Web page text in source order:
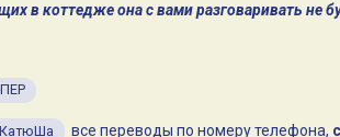
в коттедже она с вами разговаривать не
все переводы по номеру телефона,